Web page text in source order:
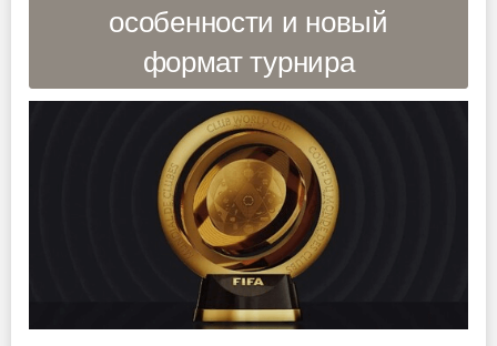
особенности и новый
формат турнира